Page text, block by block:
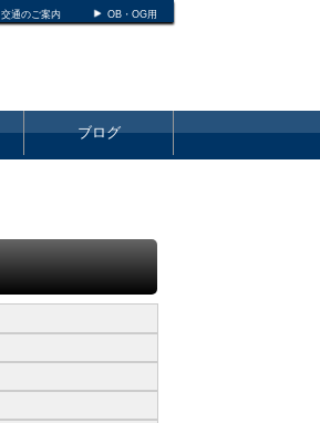
交通のご案内 OB・OG用
ブログ